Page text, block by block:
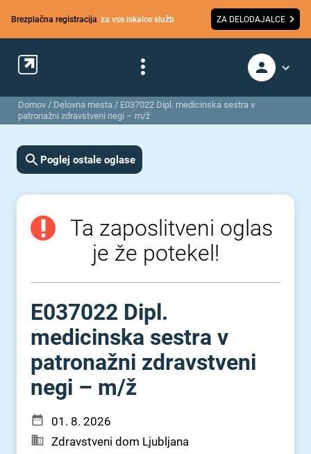
Brezplačna registracija za vse iskalce služb ZA DELODAJALCE
Domov / Delovna mesta / E037022 Dipl. medicinska sestra v
patronažni zdravstveni negi – m/ž
Poglej ostale oglase
Ta zaposlitveni oglas
je že potekel!
E037022 Dipl.
medicinska sestra v
patronažni zdravstveni
negi – m⁠/⁠ž
01. 8. 2026
Zdravstveni dom Ljubljana